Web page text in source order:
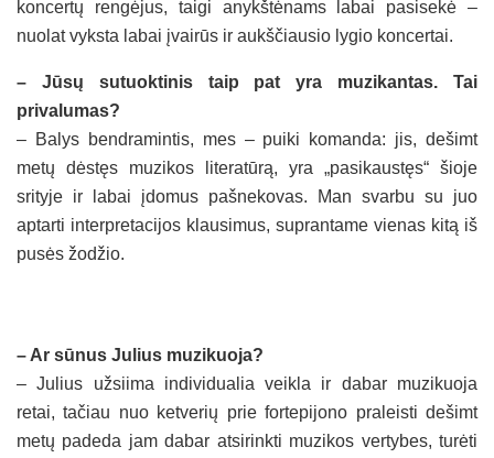
koncertų rengėjus, taigi anykštėnams labai pasisekė –
nuolat vyksta labai įvairūs ir aukščiausio lygio koncertai.
– Jūsų sutuoktinis taip pat yra muzikantas. Tai
privalumas?
– Balys bendramintis, mes – puiki komanda: jis, dešimt
metų dėstęs muzikos literatūrą, yra „pasikaustęs“ šioje
srityje ir labai įdomus pašnekovas. Man svarbu su juo
aptarti interpretacijos klausimus, suprantame vienas kitą iš
pusės žodžio.
– Ar sūnus Julius muzikuoja?
– Julius užsiima individualia veikla ir dabar muzikuoja
retai, tačiau nuo ketverių prie fortepijono praleisti dešimt
metų padeda jam dabar atsirinkti muzikos vertybes, turėti